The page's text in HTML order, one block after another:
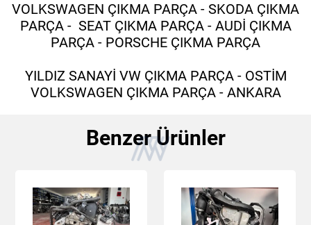
VOLKSWAGEN ÇIKMA PARÇA - SKODA ÇIKMA
PARÇA - SEAT ÇIKMA PARÇA - AUDİ ÇIKMA
PARÇA - PORSCHE ÇIKMA PARÇA
YILDIZ SANAYİ VW ÇIKMA PARÇA - OSTİM
VOLKSWAGEN ÇIKMA PARÇA - ANKARA
Benzer Ürünler